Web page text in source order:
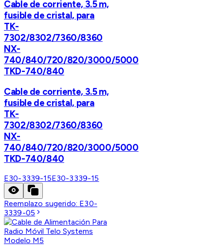
Cable de corriente, 3.5 m,
fusible de cristal, para
TK-
7302/8302/7360/8360
NX-
740/840/720/820/3000/5000
TKD-740/840
Cable de corriente, 3.5 m,
fusible de cristal, para
TK-
7302/8302/7360/8360
NX-
740/840/720/820/3000/5000
TKD-740/840
E30-3339-15E30-3339-15
Reemplazo sugerido: E30-
3339-05